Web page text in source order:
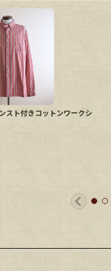
ト付きコットンワークシ